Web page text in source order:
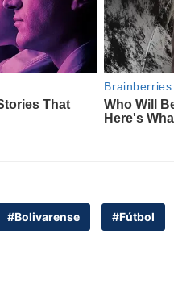
#Bolivarense #Fútbol